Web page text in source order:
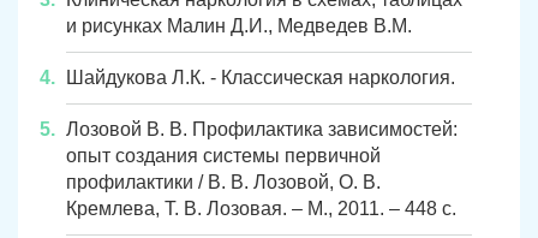
и рисунках Малин Д.И., Медведев В.М.
Шайдукова Л.К. - Классическая наркология.
Лозовой В. В. Профилактика зависимостей:
опыт создания системы первичной
профилактики / В. В. Лозовой, О. В.
Кремлева, Т. В. Лозовая. – М., 2011. – 448 с.
ПОЛУЧИТЬ ПОМОЩЬ
ЗАДАТЬ ВОПРОС
ПОЛУЧИТЬ ПОМОЩЬ
ПОЛУЧИТЬ ПОМОЩЬ
Касли
Красногорский Нязепетровск